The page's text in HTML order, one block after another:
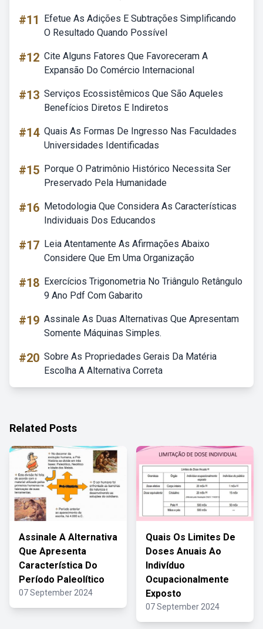
#11
Efetue As Adições E Subtrações Simplificando
O Resultado Quando Possível
#12 Cite Alguns Fatores Que Favoreceram A
Expansão Do Comércio Internacional
#13 Serviços Ecossistêmicos Que São Aqueles
Benefícios Diretos E Indiretos
#14 Quais As Formas De Ingresso Nas Faculdades
Universidades Identificadas
#15 Porque O Patrimônio Histórico Necessita Ser
Preservado Pela Humanidade
#16 Metodologia Que Considera As Características
Individuais Dos Educandos
#17 Leia Atentamente As Afirmações Abaixo
Considere Que Em Uma Organização
#18 Exercícios Trigonometria No Triângulo Retângulo
9 Ano Pdf Com Gabarito
#19 Assinale As Duas Alternativas Que Apresentam
Somente Máquinas Simples.
#20 Sobre As Propriedades Gerais Da Matéria
Escolha A Alternativa Correta
Related Posts
Assinale A Alternativa
Que Apresenta
Característica Do
Período Paleolítico
07 September 2024
Quais Os Limites De
Doses Anuais Ao
Indivíduo
Ocupacionalmente
Exposto
07 September 2024